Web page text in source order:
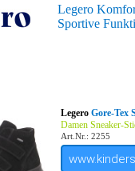
Legero
Sportive
Legero Gore-Tex
Damen Sneaker-
Art.Nr.: 2255